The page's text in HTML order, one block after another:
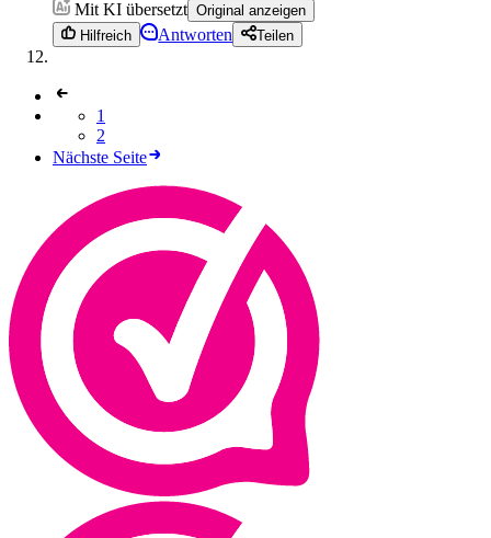
Mit KI übersetzt Original anzeigen
Hilfreich
Antworten Teilen
1
2
Nächste Seite